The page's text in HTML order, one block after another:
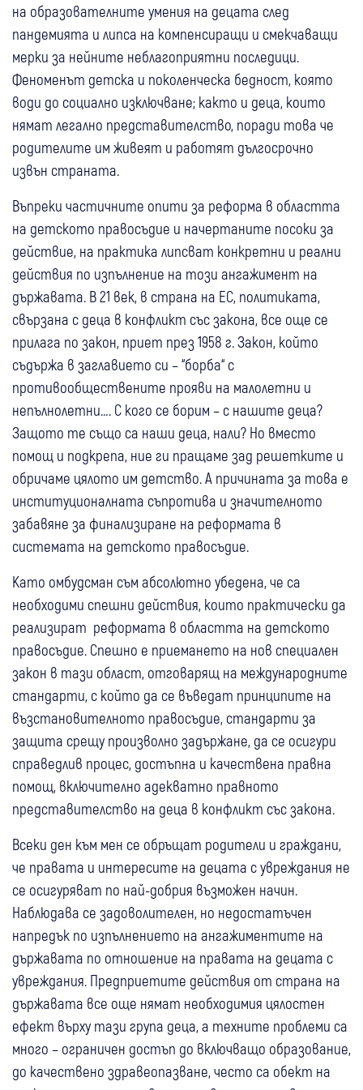
на образователните умения на децата след
пандемията и липса на компенсиращи и смекчаващи
мерки за нейните неблагоприятни последици.
Феноменът детска и поколенческа бедност, която
води до социално изключване; както и деца, които
нямат легално представителство, поради това че
родителите им живеят и работят дългосрочно
извън страната.
Въпреки частичните опити за реформа в областта
на детското правосъдие и начертаните посоки за
действие, на практика липсват конкретни и реални
действия по изпълнение на този ангажимент на
държавата. В 21 век, в страна на ЕС, политиката,
свързана с деца в конфликт със закона, все още се
прилага по закон, приет през 1958 г. Закон, който
съдържа в заглавието си – “борба“ с
противообществените прояви на малолетни и
непълнолетни…. С кого се борим – с нашите деца?
Защото те също са наши деца, нали? Но вместо
помощ и подкрепа, ние ги пращаме зад решетките и
обричаме цялото им детство. А причината за това е
институционалната съпротива и значителното
забавяне за финализиране на реформата в
системата на детското правосъдие.
Като омбудсман съм абсолютно убедена, че са
необходими спешни действия, които практически да
реализират реформата в областта на детското
правосъдие. Спешно е приемането на нов специален
закон в тази област, отговарящ на международните
стандарти, с който да се въведат принципите на
възстановителното правосъдие, стандарти за
защита срещу произволно задържане, да се осигури
справедлив процес, достъпна и качествена правна
помощ, включително адекватно правното
представителство на деца в конфликт със закона.
Всеки ден към мен се обръщат родители и граждани,
че правата и интересите на децата с увреждания не
се осигуряват по най-добрия възможен начин.
Наблюдава се задоволителен, но недостатъчен
напредък по изпълнението на ангажиментите на
държавата по отношение на правата на децата с
увреждания. Предприетите действия от страна на
държавата все още нямат необходимия цялостен
ефект върху тази група деца, а техните проблеми са
много – ограничен достъп до включващо образование,
до качествено здравеопазване, често са обект на